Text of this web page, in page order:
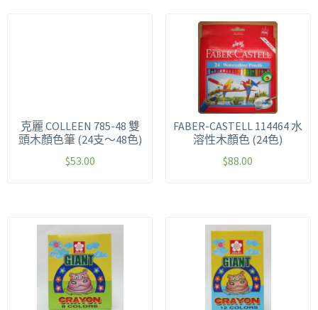
克麗 COLLEEN 785-48 雙
頭木顏色筆 (24支～48色)
$53.00
FABER-CASTELL 114464 水
溶性木顏色 (24色)
$88.00